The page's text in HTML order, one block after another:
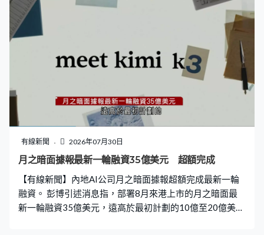
有線新聞 2026年07月30日
月之暗面據報最新一輪融資35億美元 超額完成
【有線新聞】內地AI公司月之暗面據報超額完成最新一輪
融資。 彭博引述消息指，部署8月來港上市的月之暗面最
新一輪融資35億美元，遠高於最初計劃的10億至20億美